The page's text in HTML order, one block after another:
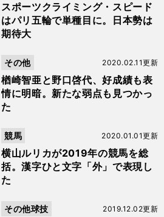
スポーツクライミング・スピード
はパリ五輪で単種目に。日本勢は
期待大
楢崎智亜と野口啓代、好成績も表
情に明暗。新たな弱点も見つかっ
た
2020.02.11更新
その他
横山ルリカが2019年の競馬を総
括。漢字ひと文字「外」で表現し
た
2020.01.01更新
競馬
2019.12.02更新
その他球技